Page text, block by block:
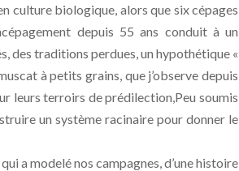
culture biologique, alors que six cépages
depuis 55 ans conduit à un
des traditions perdues, un hypothétique «
à petits grains, que j’observe depuis
leurs terroirs de prédilection,Peu soumis
un système racinaire pour donner le
a modelé nos campagnes, d’une histoire